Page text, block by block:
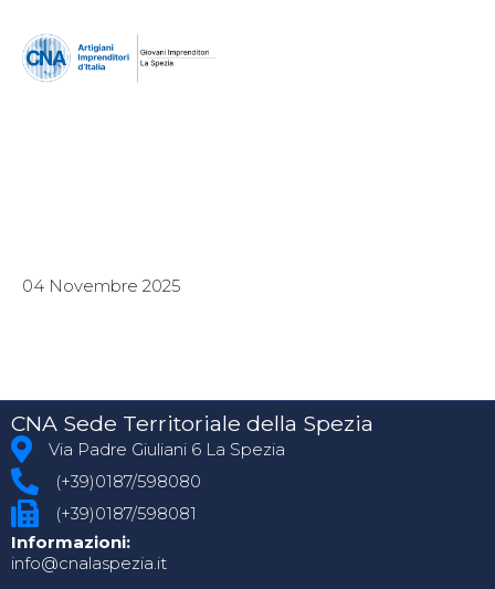
04 Novembre 2025
CNA Sede Territoriale della Spezia
Via Padre Giuliani 6 La Spezia
(+39)0187/598080
(+39)0187/598081
Informazioni:
info@cnalaspezia.it